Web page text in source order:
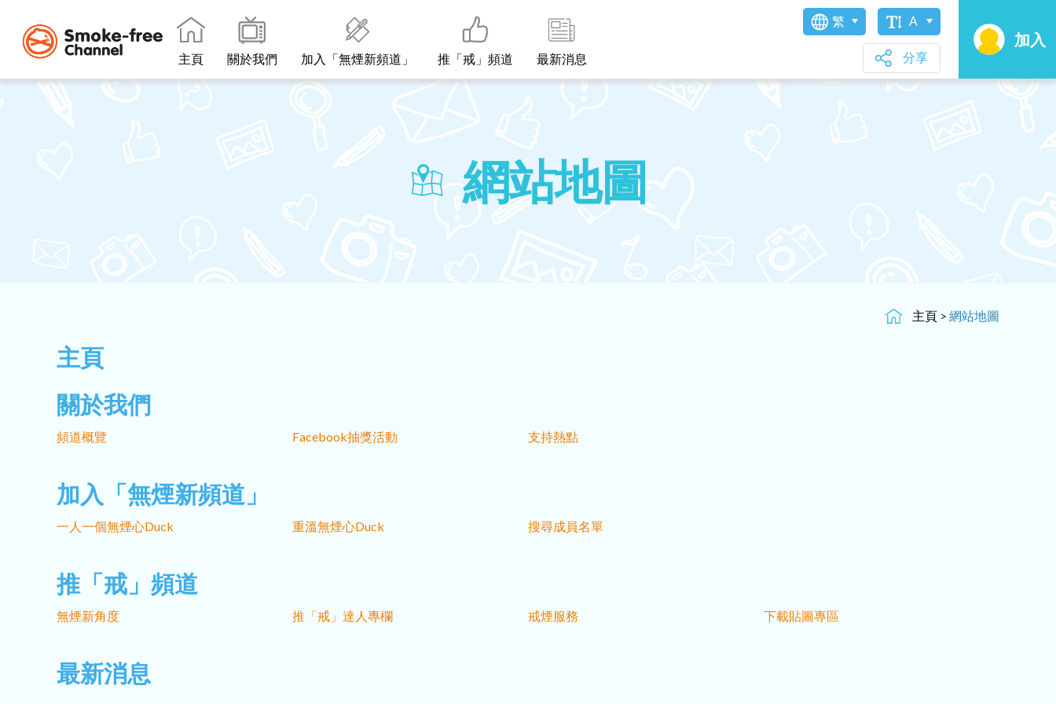
加入
主頁 關於我們 加入「無煙新頻道」 推「戒」頻道 最新消息
繁 A
分享
網站地圖
主頁 > 網站地圖
主頁
關於我們
頻道概覽 Facebook抽獎活動 支持熱點
加入「無煙新頻道」
一人一個無煙心Duck 重溫無煙心Duck 搜尋成員名單
推「戒」頻道
無煙新角度 推「戒」達人專欄 戒煙服務 下載貼圖專區
最新消息